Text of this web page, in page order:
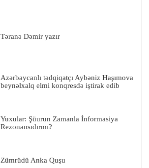
Təranə Dəmir yazır
Azərbaycanlı tədqiqatçı Aybəniz Haşımova
beynəlxalq elmi konqresdə iştirak edib
Yuxular: Şüurun Zamanla İnformasiya
Rezonansıdırmı?
Zümrüdü Anka Quşu